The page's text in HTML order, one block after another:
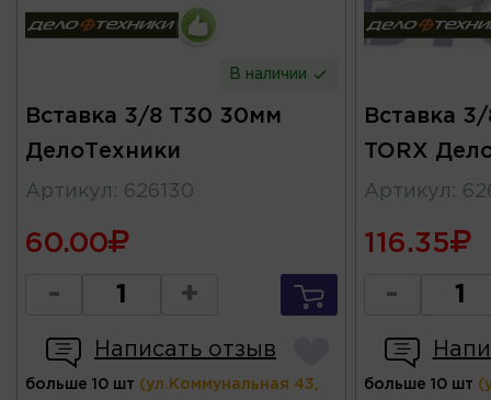
В наличии
Вставка 3/8 T30 30мм
ДелоТехники
Артикул : 626130
60.00
- +
Написать отзыв
больше 10 шт (ул.Коммунальная 43,
Вставка
TORX
Артикул :
116.35
-
больше 10 шт